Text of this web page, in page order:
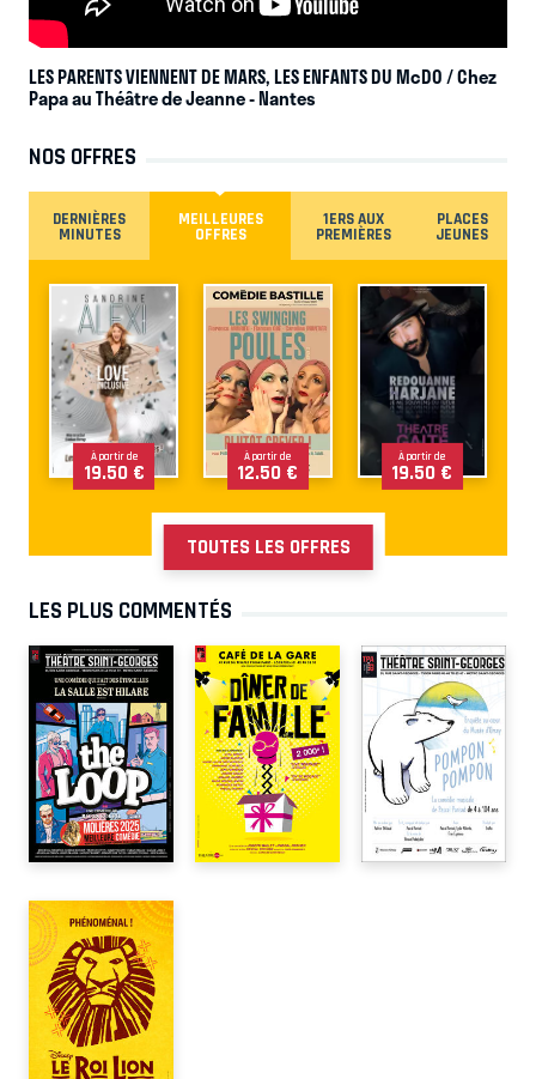
LES PARENTS VIENNENT DE MARS, LES ENFANTS DU McDO / Chez
Papa au Théâtre de Jeanne- Nantes
NOS OFFRES
DERNIÈRES
MINUTES
MEILLEURES
OFFRES
1ERS AUX
PREMIÈRES
PLACES
JEUNES
À partir de
19.50 €
À partir de
12.50 €
À partir de
19.50 €
TOUTES LES OFFRES
LES PLUS COMMENTÉS